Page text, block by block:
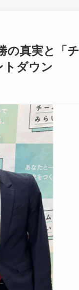
の真実と「チ
トダウン